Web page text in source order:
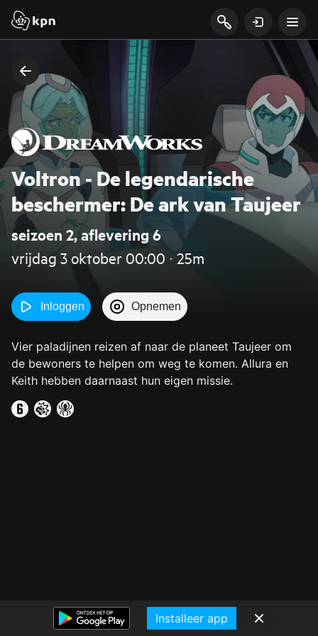
Voltron - De legendarische
beschermer: De ark van Taujeer
seizoen 2, aflevering 6
vrijdag 3 oktober 00:00 ‧ 25m
Inloggen Opnemen
Vier paladijnen reizen af naar de planeet Taujeer om
de bewoners te helpen om weg te komen. Allura en
Keith hebben daarnaast hun eigen missie.
Installeer app